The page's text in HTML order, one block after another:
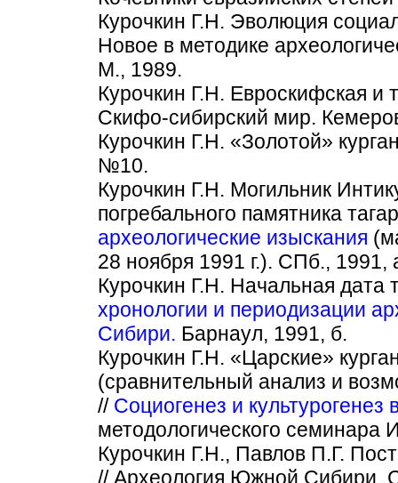
Курочкин Г.Н. Эволюция
Новое в методике
М., 1989.
Курочкин Г.Н. Евроскифская и
Скифо-сибирский мир.
Курочкин Г.Н. «Золотой»
№10.
Курочкин Г.Н. Могильник
погребального памятника
археологические изыскания
28 ноября 1991 г.). СПб., 1991,
Курочкин Г.Н. Начальная дата
хронологии и периодизации
Сибири. Барнаул, 1991, б.
Курочкин Г.Н. «Царские»
(сравнительный анализ и
// Социогенез и культурогенез
методологического
Курочкин Г.Н., Павлов П.Г.
// Археология Южной Сибири.